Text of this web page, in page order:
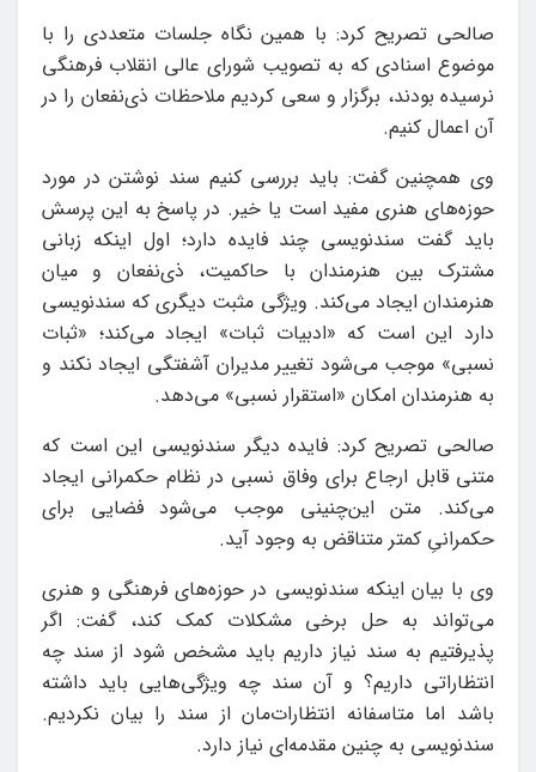
صالحی تصریح کرد: با همین نگاه جلسات متعددی را با
موضوع اسنادی که به تصویب شورای عالی انقلاب فرهنگی
نرسیده بودند، برگزار و سعی کردیم ملاحظات ذی‌نفعان را در
آن اعمال کنیم.
وی همچنین گفت: باید بررسی کنیم سند نوشتن در مورد
حوزه‌های هنری مفید است یا خیر. در پاسخ به این پرسش
باید گفت سندنویسی چند فایده دارد؛ اول اینکه زبانی
مشترک بین هنرمندان با حاکمیت، ذی‌نفعان و میان
هنرمندان ایجاد می‌کند. ویژگی مثبت دیگری که سندنویسی
دارد این است که «ادبیات ثبات» ایجاد می‌کند؛ «ثبات
نسبی» موجب می‌شود تغییر مدیران آشفتگی ایجاد نکند و
به هنرمندان امکان «استقرار نسبی» می‌دهد.
صالحی تصریح کرد: فایده دیگر سندنویسی این است که
متنی قابل ارجاع برای وفاق نسبی در نظام حکمرانی ایجاد
می‌کند. متن این‌چنینی موجب می‌شود فضایی برای
حکمرانیِ کمتر متناقض به وجود آید.
وی با بیان اینکه سندنویسی در حوزه‌های فرهنگی و هنری
می‌تواند به حل برخی مشکلات کمک کند، گفت: اگر
پذیرفتیم به سند نیاز داریم باید مشخص شود از سند چه
انتظاراتی داریم؟ و آن سند چه ویژگی‌هایی باید داشته
باشد اما متاسفانه انتظارات‌مان از سند را بیان نکردیم.
سندنویسی به چنین مقدمه‌ای نیاز دارد.